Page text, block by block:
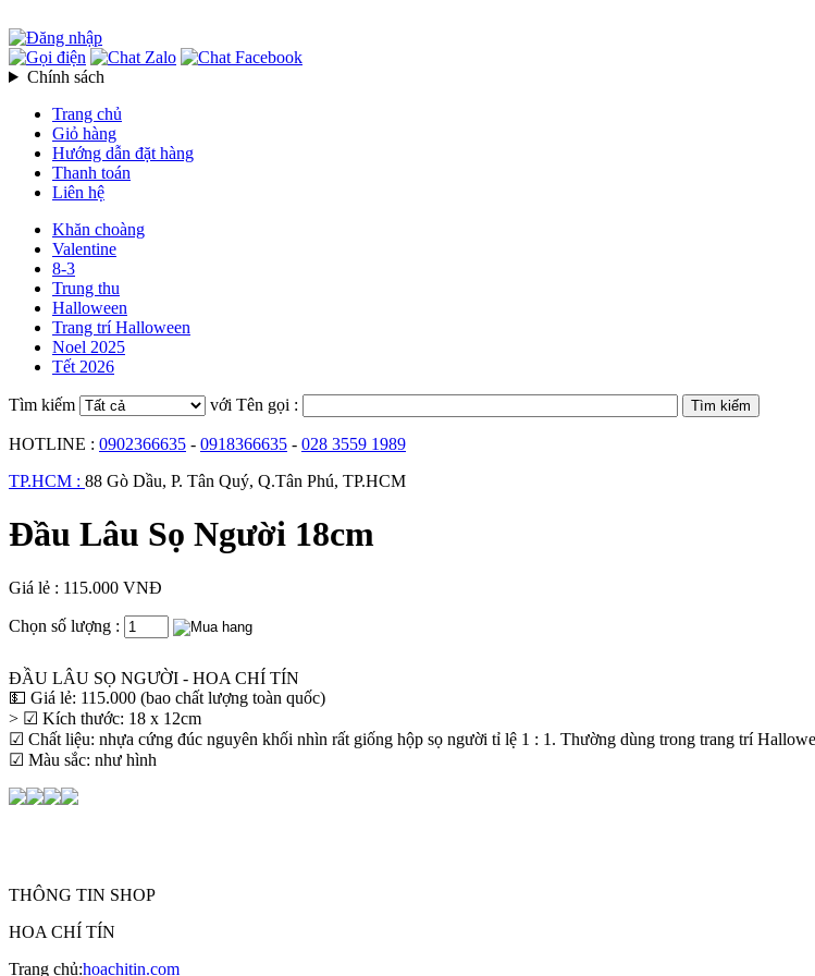
Chính sách
Trang chủ
Giỏ hàng
Hướng dẫn đặt hàng
Thanh toán
Liên hệ
Khăn choàng
Valentine
8-3
Trung thu
Halloween
Trang trí Halloween
Noel 2025
Tết 2026
Tìm kiếm với Tên gọi :
HOTLINE : 0902366635 - 0918366635 - 028 3559 1989
TP.HCM : 88 Gò Dầu, P. Tân Quý, Q.Tân Phú, TP.HCM
Đầu Lâu Sọ Người 18cm
Giá lẻ : 115.000 VNĐ
Chọn số lượng :
ĐẦU LÂU SỌ NGƯỜI - HOA CHÍ TÍN
💵 Giá lẻ: 115.000 (bao chất lượng toàn quốc)
> ☑ Kích thước: 18 x 12cm
☑ Chất liệu: nhựa cứng đúc nguyên khối nhìn rất giống hộp sọ người tỉ lệ 1 : 1. Thường dùng trong trang trí
☑ Màu sắc: như hình
THÔNG TIN SHOP
HOA CHÍ TÍN
Trang chủ:hoachitin.com